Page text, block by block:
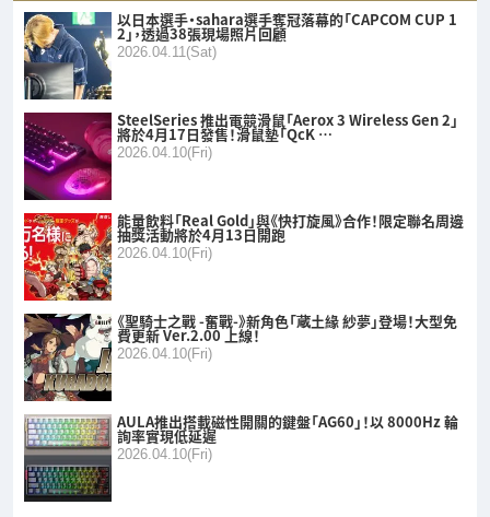
以日本選手・sahara選手奪冠落幕的「CAPCOM CUP 1
2」，透過38張現場照片回顧
2026.04.11(Sat)
SteelSeries 推出電競滑鼠「Aerox 3 Wireless Gen 2」
將於4月17日發售！滑鼠墊「QcK …
2026.04.10(Fri)
能量飲料「Real Gold」與《快打旋風》合作！限定聯名周邊
抽獎活動將於4月13日開跑
2026.04.10(Fri)
《聖騎士之戰 -奮戰-》新角色「蔵土緣 紗夢」登場！大型免
費更新 Ver.2.00 上線！
2026.04.10(Fri)
AULA推出搭載磁性開關的鍵盤「AG60」！以 8000Hz 輪
詢率實現低延遲
2026.04.10(Fri)